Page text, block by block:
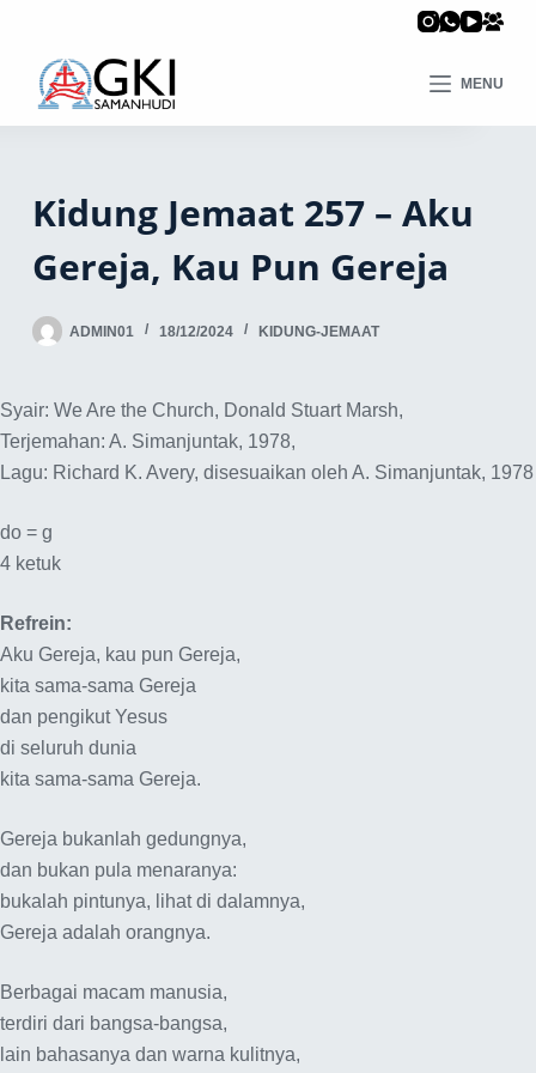
MENU
Kidung Jemaat 257 – Aku
Gereja, Kau Pun Gereja
ADMIN01 18/12/2024 KIDUNG-JEMAAT
Syair: We Are the Church, Donald Stuart Marsh,
Terjemahan: A. Simanjuntak, 1978,
Lagu: Richard K. Avery, disesuaikan oleh A. Simanjuntak, 1978
do = g
4 ketuk
Refrein:
Aku Gereja, kau pun Gereja,
kita sama-sama Gereja
dan pengikut Yesus
di seluruh dunia
kita sama-sama Gereja.
Gereja bukanlah gedungnya,
dan bukan pula menaranya:
bukalah pintunya, lihat di dalamnya,
Gereja adalah orangnya.
Berbagai macam manusia,
terdiri dari bangsa-bangsa,
lain bahasanya dan warna kulitnya,